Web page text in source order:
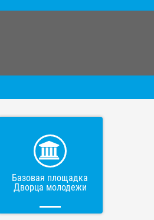
Базовая площадка
Дворца молодежи